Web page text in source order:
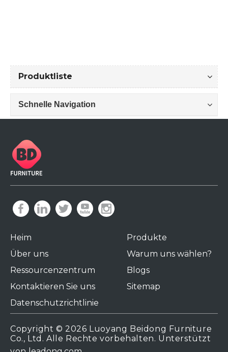
Produktliste
Schnelle Navigation
Heim
Produkte
Über uns
Warum uns wählen?
Ressourcenzentrum
Blogs
Kontaktieren Sie uns
Sitemap
Datenschutzrichtlinie
Copyright © 2026 Luoyang Beidong Furniture
Co., Ltd. Alle Rechte vorbehalten. Unterstützt